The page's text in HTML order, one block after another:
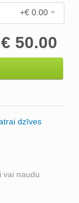
+€ 0.00
€ 50.00
dzīves
vai naudu